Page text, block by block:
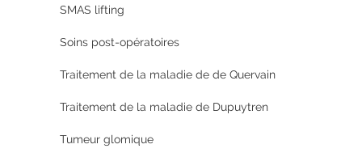
SMAS lifting
Soins post-opératoires
Traitement de la maladie de de Quervain
Traitement de la maladie de Dupuytren
Tumeur glomique